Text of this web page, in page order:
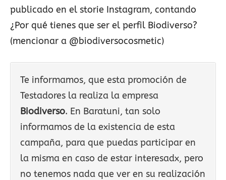
publicado en el storie Instagram, contando
¿Por qué tienes que ser el perfil Biodiverso?
(mencionar a @biodiversocosmetic)
Te informamos, que esta promoción de
Testadores la realiza la empresa
Biodiverso. En Baratuni, tan solo
informamos de la existencia de esta
campaña, para que puedas participar en
la misma en caso de estar interesadx, pero
no tenemos nada que ver en su realización